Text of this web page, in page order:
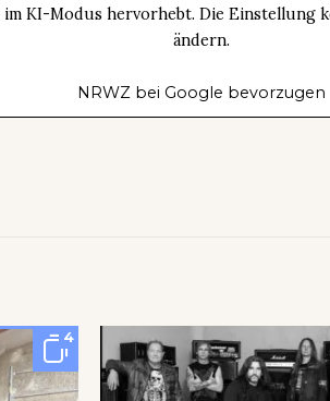
KI-Modus hervorhebt. Die Einstellung
ändern.
NRWZ bei Google bevorzugen
4